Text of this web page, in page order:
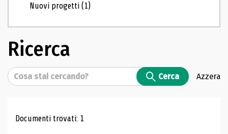
Nuovi progetti(1)
Ricerca
Cerca Cerca Azzera
Risultati di ricerca
Documenti trovati: 1